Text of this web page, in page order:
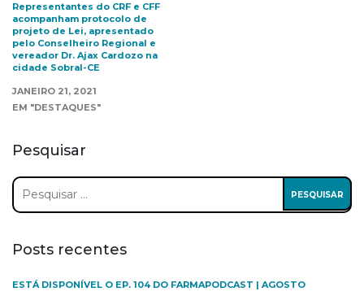
Representantes do CRF e CFF
acompanham protocolo de
projeto de Lei, apresentado
pelo Conselheiro Regional e
vereador Dr. Ajax Cardozo na
cidade Sobral-CE
JANEIRO 21, 2021
EM "DESTAQUES"
Pesquisar
Pesquisar
por:
Posts recentes
ESTÁ DISPONÍVEL O EP. 104 DO FARMAPODCAST | AGOSTO